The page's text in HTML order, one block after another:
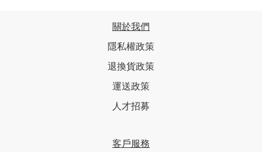
關於我們
隱私權政策
退換貨政策
運送政策
人才招募
客戶服務